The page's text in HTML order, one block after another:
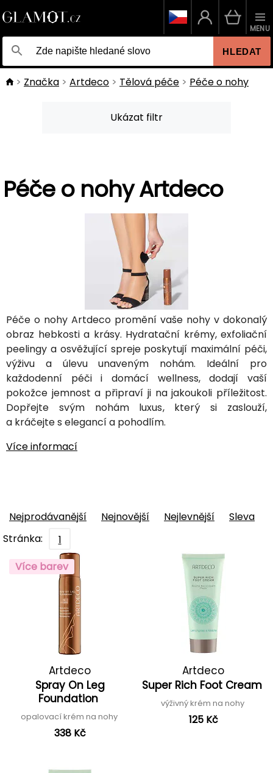
HLEDAT
MENU
Značka Artdeco Tělová péče Péče o nohy
Ukázat filtr
Péče o nohy Artdeco
Péče o nohy Artdeco promění vaše nohy v dokonalý
obraz hebkosti a krásy. Hydratační krémy, exfoliační
peelingy a osvěžující spreje poskytují maximální péči,
výživu a úlevu unaveným nohám. Ideální pro
každodenní péči i domácí wellness, dodají vaší
pokožce jemnost a připraví ji na jakoukoli příležitost.
Dopřejte svým nohám luxus, který si zaslouží,
a kráčejte s elegancí a pohodlím.
Více informací
Nejprodávanější Nejnovější Nejlevnější
Sleva
Stránka:
1
Více barev
Artdeco
Spray On Leg
Foundation
opalovací krém na nohy
338 Kč
Artdeco
Super Rich Foot Cream
výživný krém na nohy
125 Kč